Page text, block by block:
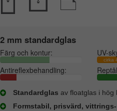
2 mm standardglas
Färg och kontur: UV-
cirka
Antireflexbehandling:
Standardglas av floatglas i hög
Formstabil, prisvärd,